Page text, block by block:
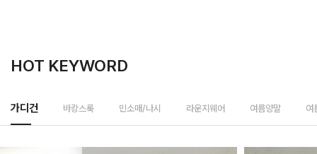
HOT KEYWORD
가디건 바캉스룩 민소매/나시 라운지웨어 여름양말 여